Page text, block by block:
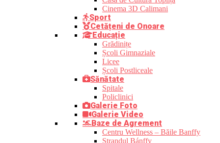
Cinema 3D Calimani
Sport
Cetățeni de Onoare
Educație
Grădinițe
Școli Gimnaziale
Licee
Școli Postliceale
Sănătate
Spitale
Policlinici
Galerie Foto
Galerie Video
Baze de Agrement
Centru Wellness – Băile Banffy
Ștrandul Bánffy